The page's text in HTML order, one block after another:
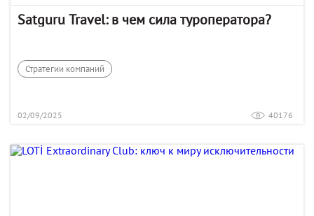
Satguru Travel: в чем сила туроператора?
Стратегии компаний
02/09/2025 40176